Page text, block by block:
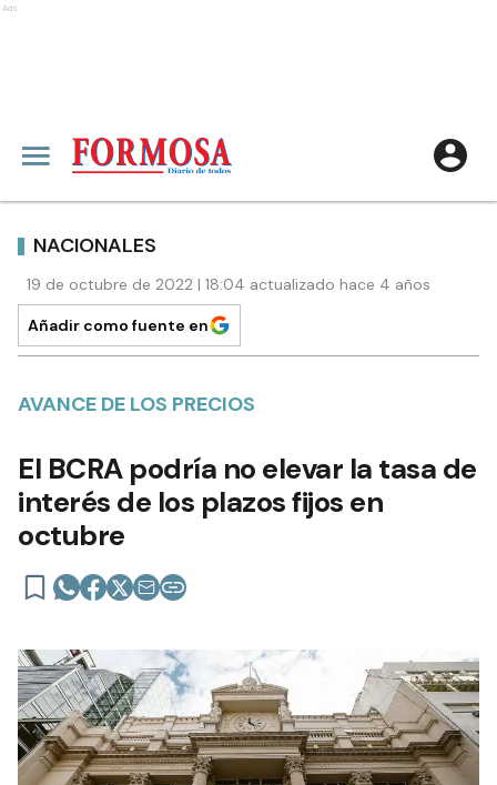
Ads
NACIONALES
19 de octubre de 2022 | 18:04 actualizado hace 4 años
Añadir como fuente en
AVANCE DE LOS PRECIOS
El BCRA podría no elevar la tasa de
interés de los plazos fijos en
octubre